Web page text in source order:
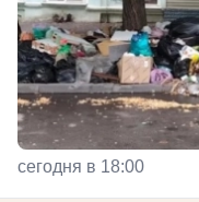
сегодня в 18:00